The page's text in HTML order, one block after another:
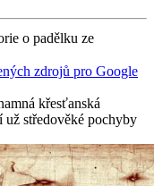
o padělku ze
zdrojů pro Google
křesťanská
středověké pochyby